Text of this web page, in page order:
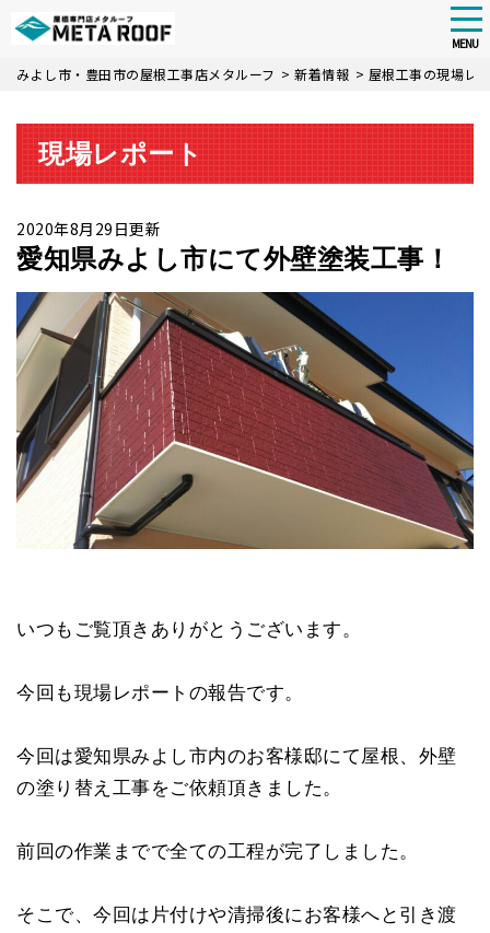
Skip
content
MENU
みよし市・豊田市の屋根工事店メタルーフ > 新着情報 > 屋根工事の現場レ
現場レポート
2020年8月29日更新
愛知県みよし市にて外壁塗装工事！
いつもご覧頂きありがとうございます。
今回も現場レポートの報告です。
今回は愛知県みよし市内のお客様邸にて屋根、外壁
の塗り替え工事をご依頼頂きました。
前回の作業までで全ての工程が完了しました。
そこで、今回は片付けや清掃後にお客様へと引き渡